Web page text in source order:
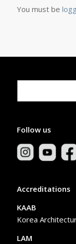
You must be
Follow us
Accreditations
KAAB
Korea
LAM